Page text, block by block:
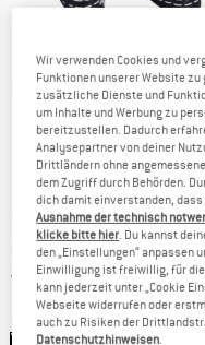
Detailansichten
Preis:
75,95€ inkl. MwSt.
Grundpreis:5,06€/ m
Versandkostenfrei
Farbe:Yellow
Wir verwenden Cookies und
Funktionen unserer Website
zusätzliche Dienste und
um Inhalte und Werbung zu
bereitzustellen. Dadurch
Analysepartner von deiner
Drittländern ohne
dem Zugriff durch Behörden.
dich damit einverstanden,
Ausnahme der technisch
klicke bitte hier. Du kannst
den „Einstellungen“ anpassen
Einwilligung ist freiwillig, für
kann jederzeit unter „Cookie
Webseite widerrufen oder
auch zu Risiken der
Datenschutzhinweisen.